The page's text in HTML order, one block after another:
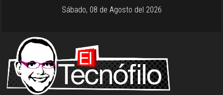
Sábado, 08 de Agosto del 2026